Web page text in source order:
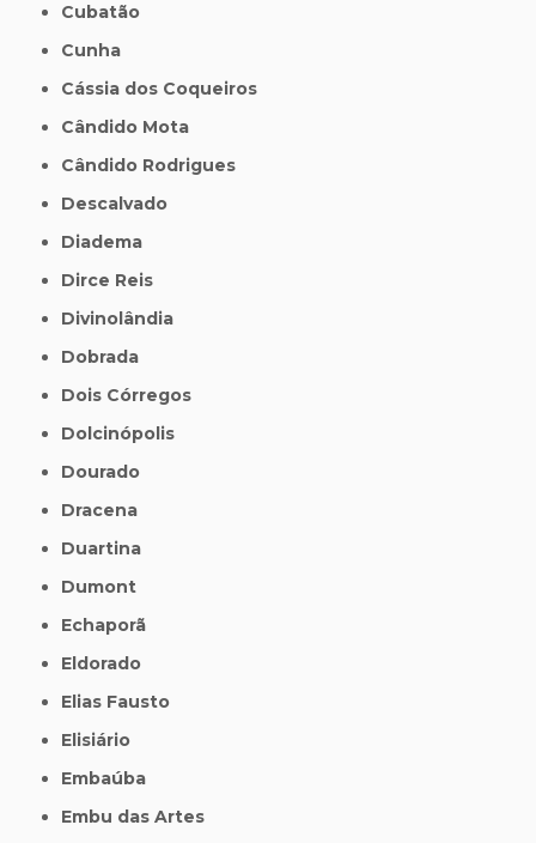
Cubatão
Cunha
Cássia dos Coqueiros
Cândido Mota
Cândido Rodrigues
Descalvado
Diadema
Dirce Reis
Divinolândia
Dobrada
Dois Córregos
Dolcinópolis
Dourado
Dracena
Duartina
Dumont
Echaporã
Eldorado
Elias Fausto
Elisiário
Embaúba
Embu das Artes